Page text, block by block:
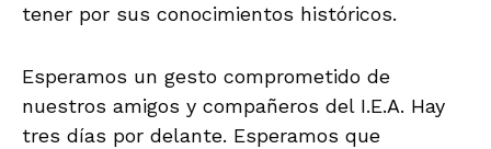
tener por sus conocimientos históricos.
Esperamos un gesto comprometido de
nuestros amigos y compañeros del I.E.A. Hay
tres días por delante. Esperamos que